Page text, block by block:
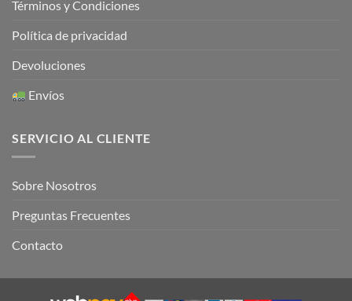
Términos y Condiciones
Política de privacidad
Devoluciones
Envíos
SERVICIO AL CLIENTE
Sobre Nosotros
Preguntas Frecuentes
Contacto